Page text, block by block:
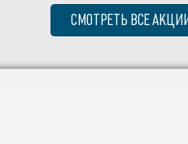
СМОТРЕТЬ ВСЕ